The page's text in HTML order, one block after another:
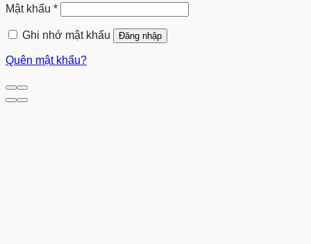
Mật khẩu *Bắt
buộc
Ghi nhớ mật khẩu
Đăng nhập
Quên mật khẩu?